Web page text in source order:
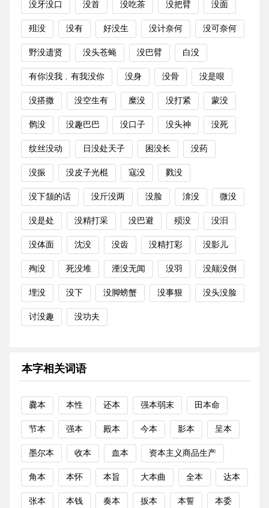
没牙没口 没首 没吃茶 没把臂 没面
殂没 没有 好没生 没计奈何 没可奈何
野没遗贤 没头苍蝇 没巴臂 白没
有你没我﹐有我没你 没身 没骨 没是哏
没搭撒 没空生有 糜没 没打紧 蒙没
鹘没 没趣巴巴 没口子 没头神 没死
纹丝没动 日没处天子 困没长 没药
没振 没皮子光棍 寇没 戮没
没下颔的话 没斤没两 没脸 渰没 微没
没是处 没精打采 没巴避 殒没 没汩
没体面 沈没 没齿 没精打彩 没影儿
殉没 死没堆 湮没无闻 没羽 没颠没倒
埋没 没下 没脚螃蟹 没事狠 没头没脸
讨没趣 没功夫
本字相关词语
爨本 本性 还本 强本弱末 田本命
节本 强本 殿本 今本 影本 呈本
墨尔本 收本 血本 资本主义商品生产
角本 本怀 本旨 大本曲 全本 达本
张本 本钱 奏本 扳本 本誓 本委